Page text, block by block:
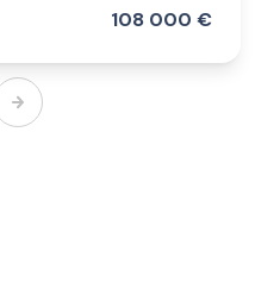
108 000 €